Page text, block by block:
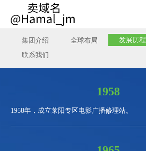
集团介绍 全球布局 发展历程
联系我们
1958
1958年，成立莱阳专区电影广播修理站。